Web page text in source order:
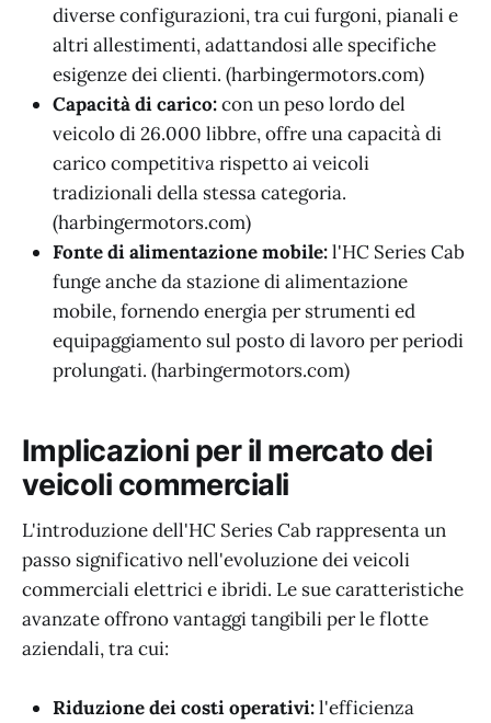
diverse configurazioni, tra cui furgoni, pianali e
altri allestimenti, adattandosi alle specifiche
esigenze dei clienti. (harbingermotors.com)
Capacità di carico:con un peso lordo del
veicolo di 26.000 libbre, offre una capacità di
carico competitiva rispetto ai veicoli
tradizionali della stessa categoria.
(harbingermotors.com)
Fonte di alimentazione mobile:l'HC Series Cab
funge anche da stazione di alimentazione
mobile, fornendo energia per strumenti ed
equipaggiamento sul posto di lavoro per periodi
prolungati. (harbingermotors.com)
Implicazioni per il mercato dei
veicoli commerciali
L'introduzione dell'HC Series Cab rappresenta un
passo significativo nell'evoluzione dei veicoli
commerciali elettrici e ibridi. Le sue caratteristiche
avanzate offrono vantaggi tangibili per le flotte
aziendali, tra cui:
Riduzione dei costi operativi:l'efficienza